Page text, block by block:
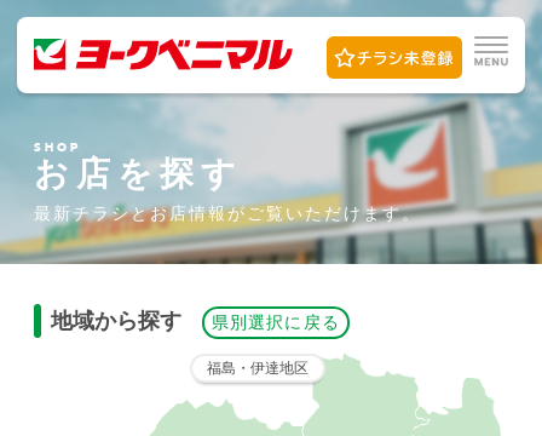
SHOP
お店を探す
最新チラシとお店情報がご覧いただけます。
地域から探す 県別選択に戻る
福島・伊達地区